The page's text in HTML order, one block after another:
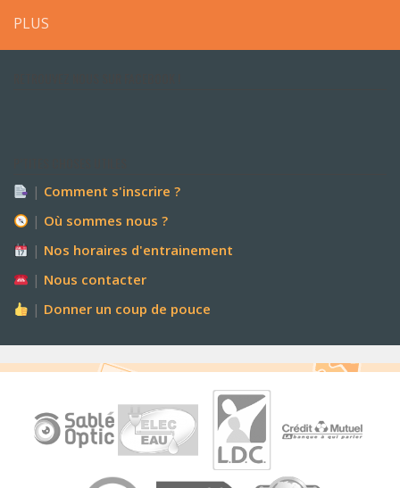
PLUS
| Comment s'inscrire ?
| Où sommes nous ?
| Nos horaires d'entrainement
| Nous contacter
| Donner un coup de pouce